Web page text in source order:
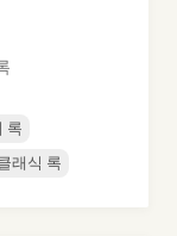
록
래식 록